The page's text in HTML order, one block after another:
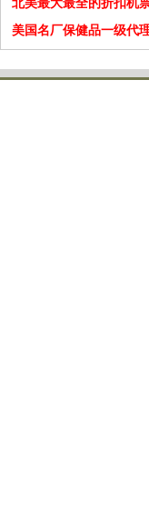
北美最大最全的折扣机
美国名厂保健品一级代